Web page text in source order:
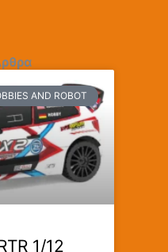
AND ROBOT
1/12